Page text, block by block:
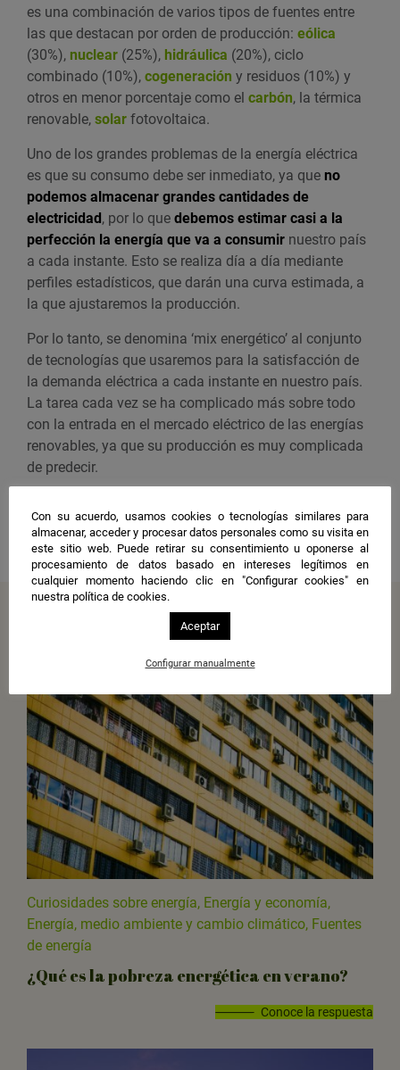
es una combinación de varios tipos de fuentes entre
las que destacan por orden de producción: eólica
(30%), nuclear (25%), hidráulica (20%), ciclo
combinado (10%), cogeneración y residuos (10%) y
otros en menor porcentaje como el carbón, la térmica
renovable, solar fotovoltaica.
Uno de los grandes problemas de la energía eléctrica
es que su consumo debe ser inmediato, ya que no
podemos almacenar grandes cantidades de
electricidad, por lo que debemos estimar casi a la
perfección la energía que va a consumir nuestro país
a cada instante. Esto se realiza día a día mediante
perfiles estadísticos, que darán una curva estimada, a
la que ajustaremos la producción.
Por lo tanto, se denomina ‘mix energético’ al conjunto
de tecnologías que usaremos para la satisfacción de
la demanda eléctrica a cada instante en nuestro país.
La tarea cada vez se ha complicado más sobre todo
con la entrada en el mercado eléctrico de las energías
renovables, ya que su producción es muy complicada
de predecir.
Compartir
Más preguntas y respuestas
Curiosidades sobre energía, Energía y economía,
Energía, medio ambiente y cambio climático, Fuentes
de energía
¿Qué es la pobreza energética en verano?
Conoce la respuesta
Con su acuerdo, usamos cookies o tecnologías similares para
almacenar, acceder y procesar datos personales como su visita en
este sitio web. Puede retirar su consentimiento u oponerse al
procesamiento de datos basado en intereses legítimos en
cualquier momento haciendo clic en "Configurar cookies" en
nuestra política de cookies.
Aceptar
Configurar manualmente